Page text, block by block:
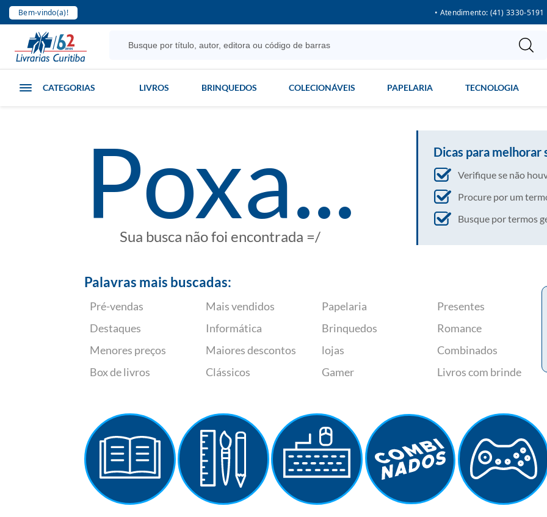
Bem-vindo(a)! • Atendimento: (41) 3330-5191
CATEGORIAS LIVROS BRINQUEDOS COLECIONÁVEIS PAPELARIA TECNOLOGIA
poxa...
Sua busca não foi encontrada =/
Dicas para melhorar
Verifique se não
Procure por um
Busque por termos
Palavras mais buscadas:
Pré-vendas
Destaques
Menores preços
Box de livros
Mais vendidos
Informática
Maiores descontos
Clássicos
Papelaria
Brinquedos
lojas
Gamer
Presentes
Romance
Combinados
Livros com brinde